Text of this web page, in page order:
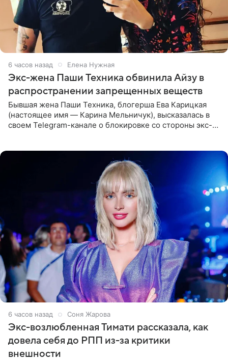
6 часов назад Елена Нужная
Экс-жена Паши Техника обвинила Айзу в
распространении запрещенных веществ
Бывшая жена Паши Техника, блогерша Ева Карицкая
(настоящее имя — Карина Мельничук), высказалась в
своем Telegram-канале о блокировке со стороны экс-
6 часов назад Соня Жарова
Экс-возлюбленная Тимати рассказала, как
довела себя до РПП из-за критики
внешности